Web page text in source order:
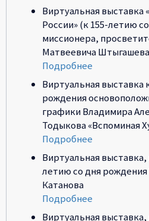
Виртуальная выставка
России» (к 155-летию
миссионера,
Матвеевича
Подробнее
Виртуальная выставка
рождения
графики Владимира
Тодыкова «Вспоминая
Подробнее
Виртуальная
летию со дня
Катанова
Подробнее
Виртуальная